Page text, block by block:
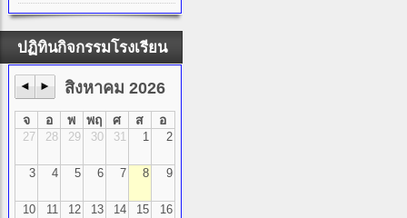
ปฏิทินกิจกรรมโรงเรียน
◄ ► สิงหาคม 2026
จ อ พ พฤ ศ ส อ
27 28 29 30 31 1 2
3 4 5 6 7 8 9
10 11 12 13 14 15 16